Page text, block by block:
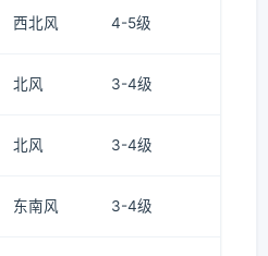
西北风 4-5级
北风 3-4级
北风 3-4级
东南风 3-4级